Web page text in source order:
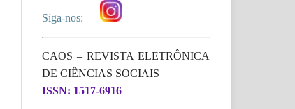
Siga-nos:
CAOS – REVISTA ELETRÔNICA
DE CIÊNCIAS SOCIAIS
ISSN: 1517-6916